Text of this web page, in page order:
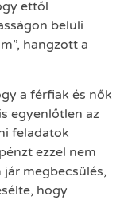
ettől
belüli
hangzott a
a férfiak és nők
egyenlőtlen az
feladatok
ezzel nem
megbecsülés,
hogy